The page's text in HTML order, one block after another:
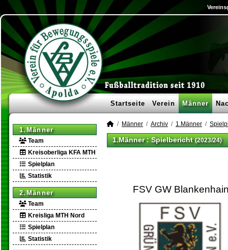
Startseite Verein Männer
1.Männer
Team
Kreisoberliga KFA MTH
Spielplan
Statistik
2.Männer
Team
Kreisliga MTH Nord
Spielplan
Statistik
Männer Archiv 1.Männer
1.Männer :Spielbericht (2023/24)
FSV GW